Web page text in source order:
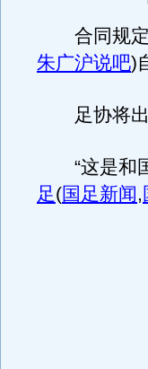
合同规定
朱广沪说吧)
足协将出
“这是和国
足(国足新闻,